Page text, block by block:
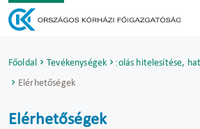
Főoldal Tevékenységek
hatósági ügyek (orvosi igazolás hitelesítése,
Elérhetőségek
Elérhetőségek